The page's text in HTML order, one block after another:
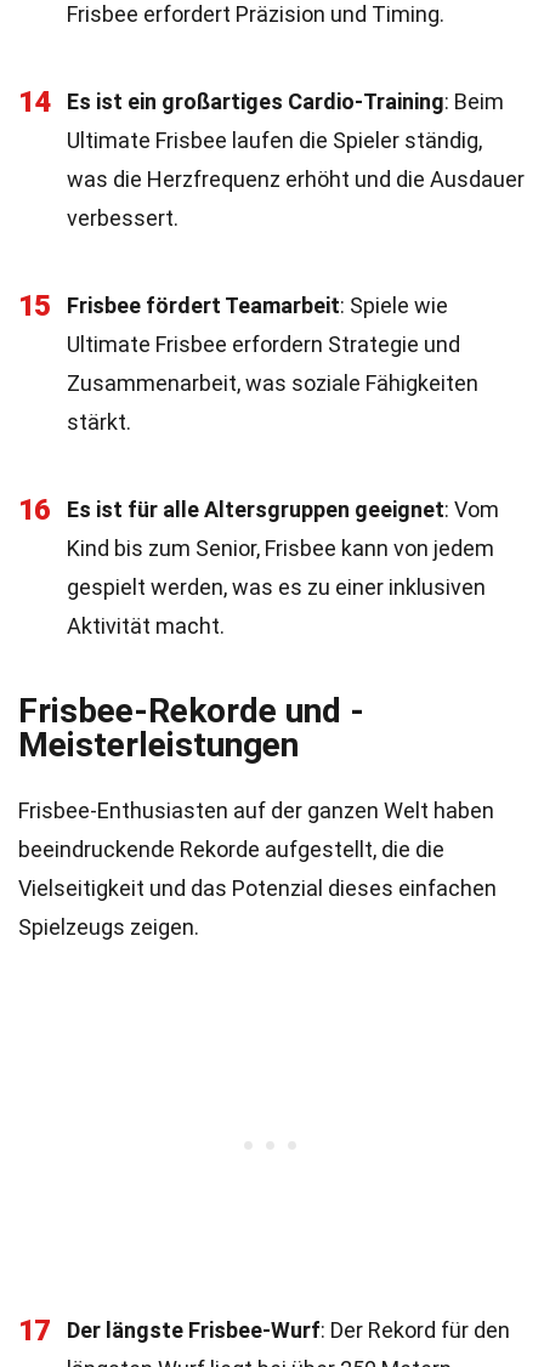
Frisbee erfordert Präzision und Timing.
14 Es ist ein großartiges Cardio-Training: Beim
Ultimate Frisbee laufen die Spieler ständig,
was die Herzfrequenz erhöht und die Ausdauer
verbessert.
15 Frisbee fördert Teamarbeit: Spiele wie
Ultimate Frisbee erfordern Strategie und
Zusammenarbeit, was soziale Fähigkeiten
stärkt.
16 Es ist für alle Altersgruppen geeignet: Vom
Kind bis zum Senior, Frisbee kann von jedem
gespielt werden, was es zu einer inklusiven
Aktivität macht.
Frisbee-Rekorde und -
Meisterleistungen
Frisbee-Enthusiasten auf der ganzen Welt haben
beeindruckende Rekorde aufgestellt, die die
Vielseitigkeit und das Potenzial dieses einfachen
Spielzeugs zeigen.
17 Der längste Frisbee-Wurf: Der Rekord für den